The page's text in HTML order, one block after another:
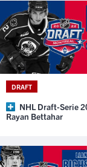
DRAFT
NHL Draft-Serie
Rayan Bettahar